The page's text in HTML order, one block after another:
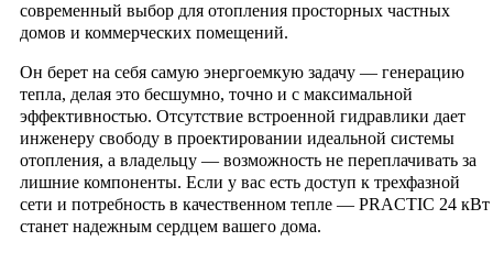
современный выбор для отопления просторных частных
домов и коммерческих помещений.
Он берет на себя самую энергоемкую задачу — генерацию
тепла, делая это бесшумно, точно и с максимальной
эффективностью. Отсутствие встроенной гидравлики дает
инженеру свободу в проектировании идеальной системы
отопления, а владельцу — возможность не переплачивать за
лишние компоненты. Если у вас есть доступ к трехфазной
сети и потребность в качественном тепле — PRACTIC 24 кВт
станет надежным сердцем вашего дома.